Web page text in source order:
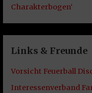
Charakterbogen‘
Links & Freunde
Vorsicht Feuerball
Interessenverband